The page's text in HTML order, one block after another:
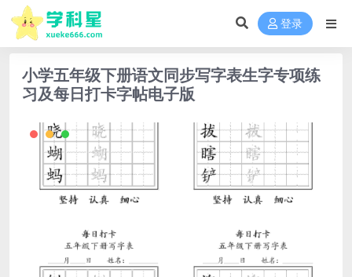
登录
小学五年级下册语文同步写字表生字专项练
习及每日打卡字帖电子版